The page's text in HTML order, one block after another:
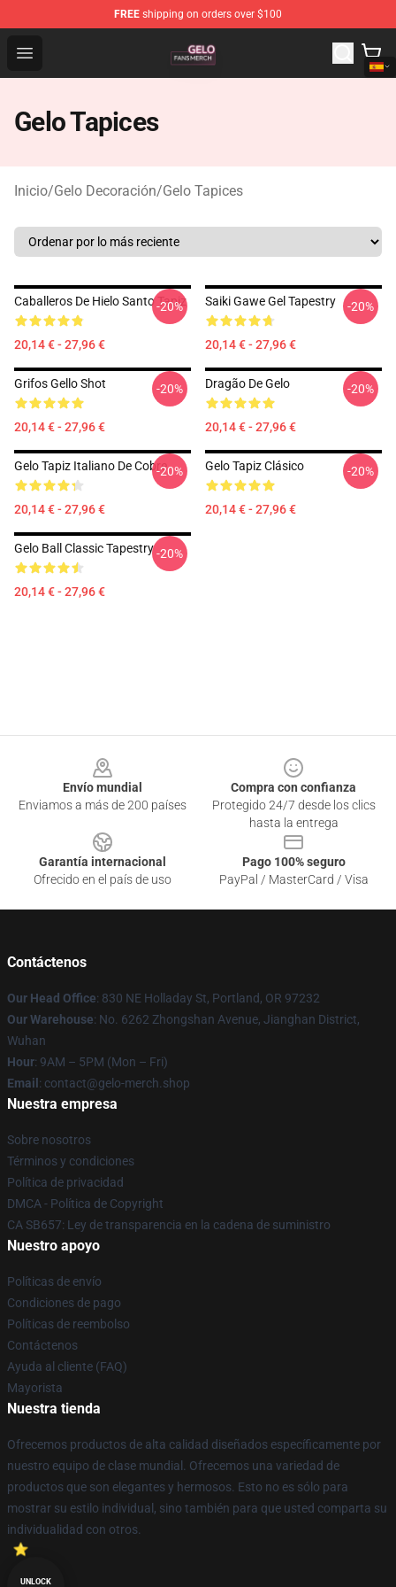
FREE shipping on orders over $100
Open menu
Gelo Shop - Official Gelo Merchandise Store
Gelo Tapices
Inicio/Gelo Decoración/Gelo Tapices
Caballeros De Hielo Santo Tapiz
20,14 € - 27,96 €
-20% Saiki Gawe Gel Tapestry
20,14 € - 27,96 €
-20%
Grifos Gello Shot
20,14 € - 27,96 €
-20% Dragão De Gelo
20,14 € - 27,96 €
-20%
Gelo Tapiz Italiano De Cobre
20,14 € - 27,96 €
-20% Gelo Tapiz Clásico
20,14 € - 27,96 €
-20%
Gelo Ball Classic Tapestry
20,14 € - 27,96 €
-20%
Envío mundial
Enviamos a más de 200 países
Compra con confianza
Protegido 24/7 desde los clics
hasta la entrega
Garantía internacional
Ofrecido en el país de uso
Pago 100% seguro
PayPal / MasterCard / Visa
Contáctenos
Our Head Office: 830 NE Holladay St, Portland, OR 97232
Our Warehouse: No. 6262 Zhongshan Avenue, Jianghan District,
Wuhan
Hour: 9AM – 5PM (Mon – Fri)
Email : contact@gelo-merch.shop
Nuestra empresa
Sobre nosotros
Términos y condiciones
Política de privacidad
DMCA - Política de Copyright
CA SB657: Ley de transparencia en la cadena de suministro
Nuestro apoyo
Políticas de envío
Condiciones de pago
Políticas de reembolso
Contáctenos
Ayuda al cliente (FAQ)
Mayorista
Nuestra tienda
Ofrecemos productos de alta calidad diseñados específicamente por
nuestro equipo de clase mundial. Ofrecemos una variedad de
productos que son elegantes y hermosos. Esto no es sólo para
mostrar su estilo individual, sino también para que usted comparta su
individualidad con otros.
UNLOCK